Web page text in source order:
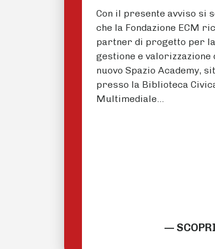
Con il presente avviso si
che la Fondazione ECM
partner di progetto per la
gestione e valorizzazione
nuovo Spazio Academy,
presso la Biblioteca
Multimediale…
—